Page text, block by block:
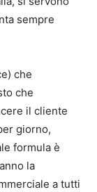
sempre
che
che
il cliente
giorno,
formula è
la
a tutti